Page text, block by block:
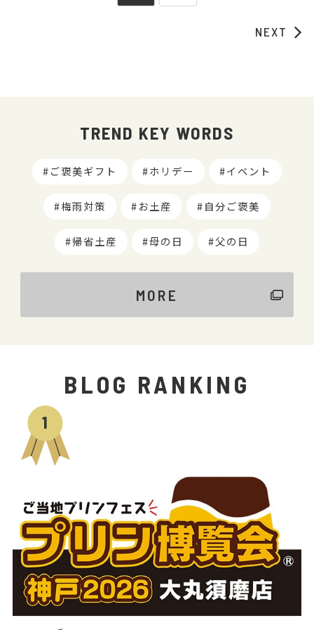
NEXT
TREND KEY WORDS
ご褒美ギフト ホリデー イベント
梅雨対策 お土産 自分ご褒美
帰省土産 母の日 父の日
MORE
BLOG RANKING